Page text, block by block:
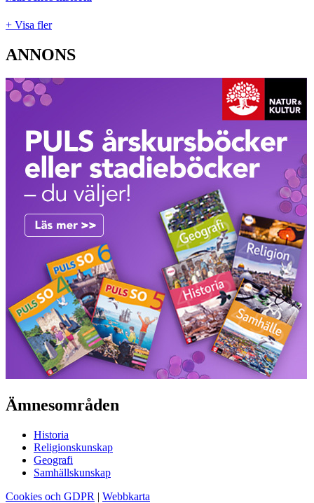
+ Visa fler
ANNONS
Ämnesområden
Historia
Religionskunskap
Geografi
Samhällskunskap
Cookies och GDPR | Webbkarta